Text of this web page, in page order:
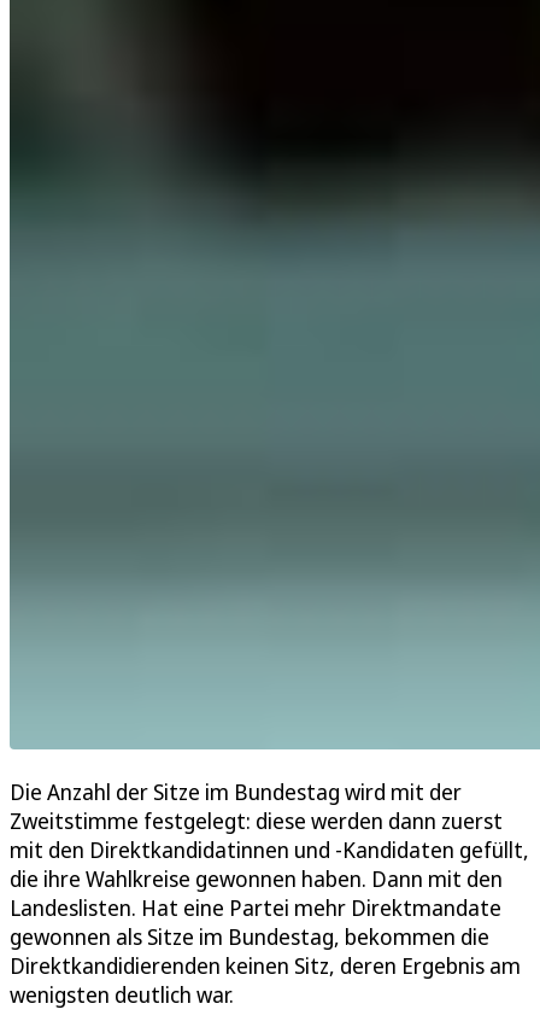
Die Anzahl der Sitze im Bundestag wird mit der
Zweitstimme festgelegt: diese werden dann zuerst
mit den Direktkandidatinnen und -Kandidaten gefüllt,
die ihre Wahlkreise gewonnen haben. Dann mit den
Landeslisten. Hat eine Partei mehr Direktmandate
gewonnen als Sitze im Bundestag, bekommen die
Direktkandidierenden keinen Sitz, deren Ergebnis am
wenigsten deutlich war.